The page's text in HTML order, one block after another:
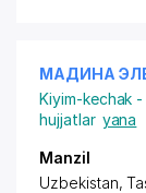
МАДИНА
Kiyim-kechak
hujjatlar yana
Manzil
Uzbekistan,